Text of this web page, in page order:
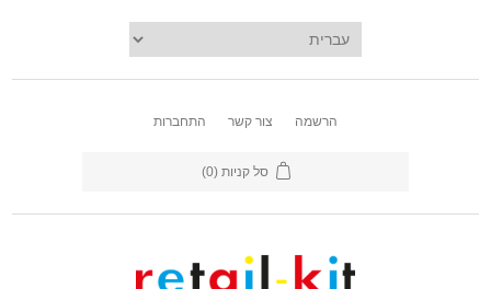
הרשמה צור קשר התחברות
סל קניות (0)